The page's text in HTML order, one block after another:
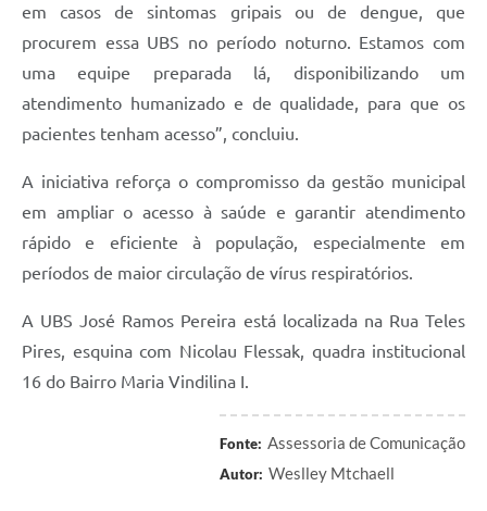
em casos de sintomas gripais ou de dengue, que
procurem essa UBS no período noturno. Estamos com
uma equipe preparada lá, disponibilizando um
atendimento humanizado e de qualidade, para que os
pacientes tenham acesso”, concluiu.
A iniciativa reforça o compromisso da gestão municipal
em ampliar o acesso à saúde e garantir atendimento
rápido e eficiente à população, especialmente em
períodos de maior circulação de vírus respiratórios.
A UBS José Ramos Pereira está localizada na Rua Teles
Pires, esquina com Nicolau Flessak, quadra institucional
16 do Bairro Maria Vindilina I.
Fonte: Assessoria de Comunicação
Autor: Weslley Mtchaell